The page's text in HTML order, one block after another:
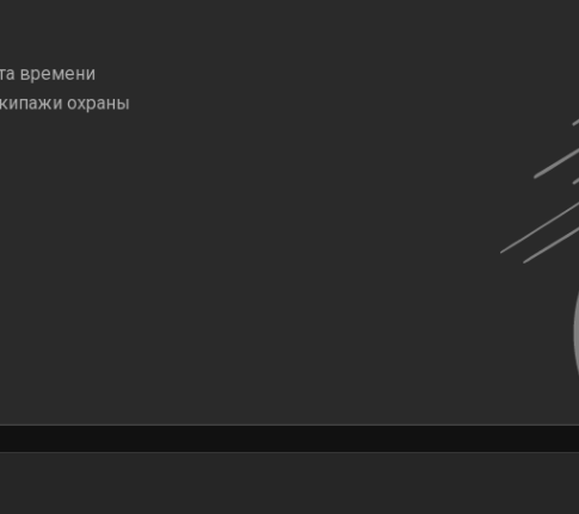
времени
охраны